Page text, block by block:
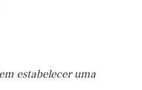
estabelecer uma